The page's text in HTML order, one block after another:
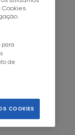
para
de
COOKIES